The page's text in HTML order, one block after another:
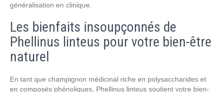
généralisation en clinique.
Les bienfaits insoupçonnés de
Phellinus linteus pour votre bien-être
naturel
En tant que champignon médicinal riche en polysaccharides et
en composés phénoliques, Phellinus linteus soutient votre bien-